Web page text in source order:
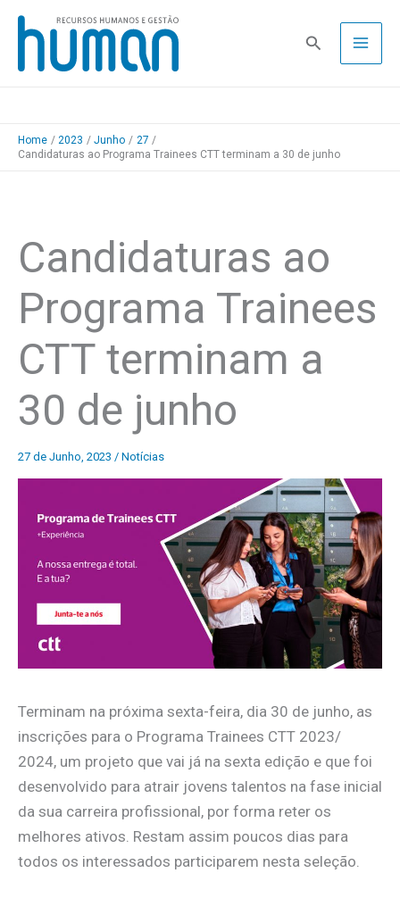
Skip
content
Pesquisa
Home 2023 Junho
27
Candidaturas ao Programa Trainees CTT terminam a 30 de junho
Candidaturas ao
Programa Trainees
CTT terminam a
30 de junho
27 de Junho, 2023 / Notícias
Terminam na próxima sexta-feira, dia 30 de junho, as
inscrições para o Programa Trainees CTT 2023/
2024, um projeto que vai já na sexta edição e que foi
desenvolvido para atrair jovens talentos na fase inicial
da sua carreira profissional, por forma reter os
melhores ativos. Restam assim poucos dias para
todos os interessados participarem nesta seleção.